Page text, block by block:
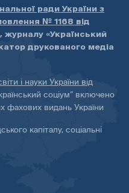
ради України з
№ 1168 від
, журналу «Український
друкованого медіа
і науки України від
соціум” включено
фахових видань України
капіталу, соціальні